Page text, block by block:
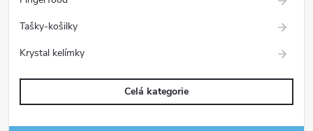
Tašky-košilky
Krystal kelímky
Celá kategorie